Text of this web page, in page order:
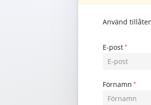
Använd
E-post
Förnamn